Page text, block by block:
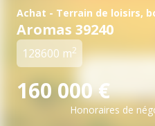
Achat - Terrain de loisirs,
Aromas 39240
128600 m2
160 000 €
Honoraires de